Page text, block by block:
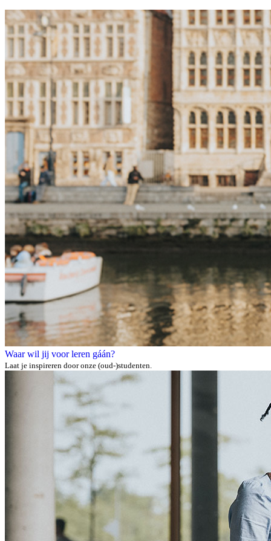
Waar wil jij voor leren gáán?
Laat je inspireren door onze (oud-)studenten.